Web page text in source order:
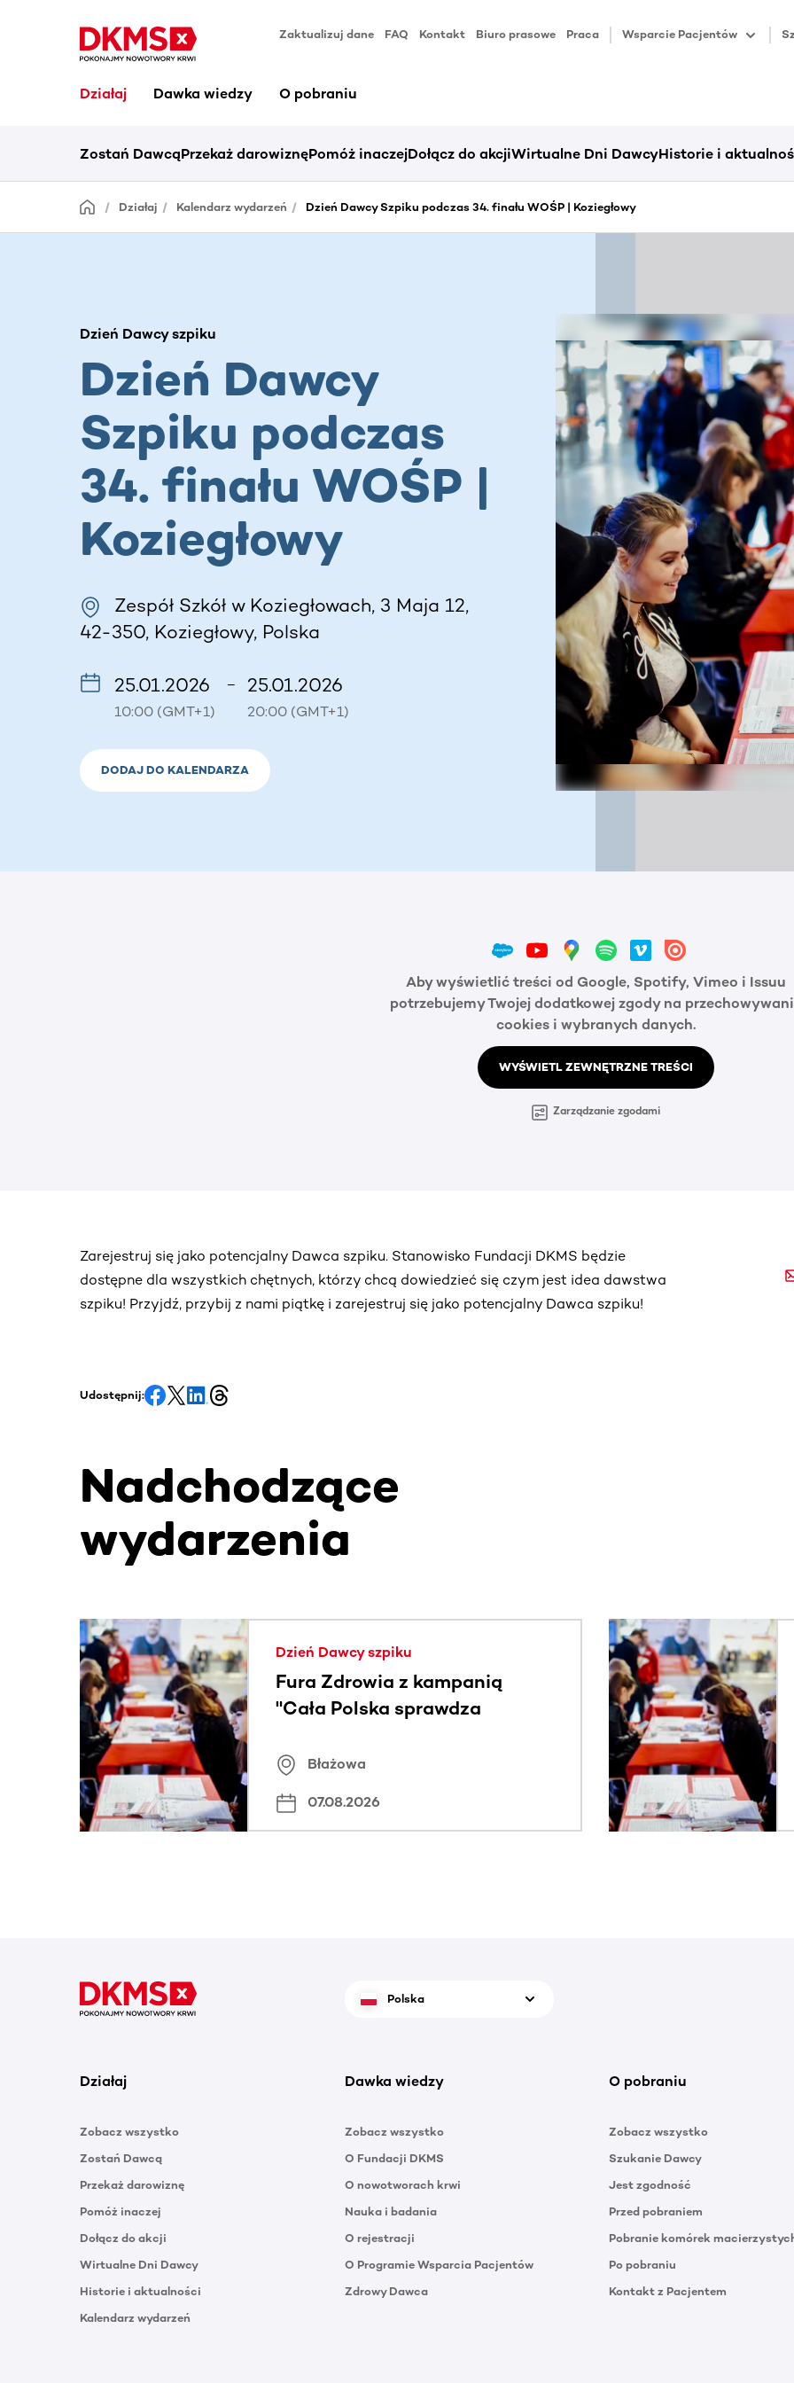
Zaktualizuj dane FAQ Kontakt Biuro prasowe Praca Wsparcie Pacjentów
Działaj Dawka wiedzy O pobraniu
Zostań DawcąPrzekaż darowiznęPomóż inaczejDołącz do akcjiWirtualne Dni DawcyHistorie i
Działaj Kalendarz wydarzeń Dzień Dawcy Szpiku podczas 34. finału WOŚP | Koziegłowy
Dzień Dawcy szpiku
Dzień Dawcy
Szpiku podczas
34. finału WOŚP |
Koziegłowy
Zespół Szkół w Koziegłowach, 3 Maja 12,
42-350, Koziegłowy, Polska
25.01.2026
10:00 (GMT+1)
– 25.01.2026
20:00 (GMT+1)
DODAJ DO KALENDARZA
Aby wyświetlić treści od Google, Spotify, Vimeo i Issuu
potrzebujemy Twojej dodatkowej zgody na
cookies i wybranych danych.
WYŚWIETL ZEWNĘTRZNE TREŚCI
Zarządzanie zgodami
Zarejestruj się jako potencjalny Dawca szpiku. Stanowisko Fundacji DKMS będzie
dostępne dla wszystkich chętnych, którzy chcą dowiedzieć się czym jest idea dawstwa
szpiku! Przyjdź, przybij z nami piątkę i zarejestruj się jako potencjalny Dawca szpiku!
Udostępnij:
Nadchodzące
wydarzenia
Ta sekcja zawiera treści przewijane w poziomie. Użyj klawisza Tab lub przesuń palcem, aby zobaczyć
Dzień Dawcy szpiku
Fura Zdrowia z kampanią
"Cała Polska sprawdza
Błażowa
07.08.2026
Polska
Działaj
Zobacz wszystko
Zostań Dawcą
Przekaż darowiznę
Pomóż inaczej
Dołącz do akcji
Wirtualne Dni Dawcy
Historie i aktualności
Kalendarz wydarzeń
Dawka wiedzy
Zobacz wszystko
O Fundacji DKMS
O nowotworach krwi
Nauka i badania
O rejestracji
O Programie Wsparcia Pacjentów
Zdrowy Dawca
O pobraniu
Zobacz wszystko
Szukanie Dawcy
Jest zgodność
Przed pobraniem
Pobranie komórek
Po pobraniu
Kontakt z Pacjentem